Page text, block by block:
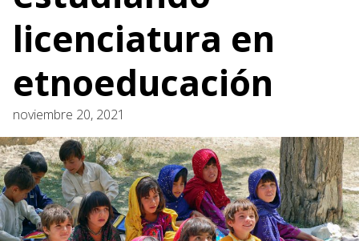
licenciatura en
etnoeducación
noviembre 20, 2021